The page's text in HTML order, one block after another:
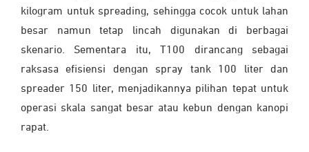
kilogram untuk spreading, sehingga cocok untuk lahan
besar namun tetap lincah digunakan di berbagai
skenario. Sementara itu, T100 dirancang sebagai
raksasa efisiensi dengan spray tank 100 liter dan
spreader 150 liter, menjadikannya pilihan tepat untuk
operasi skala sangat besar atau kebun dengan kanopi
rapat.